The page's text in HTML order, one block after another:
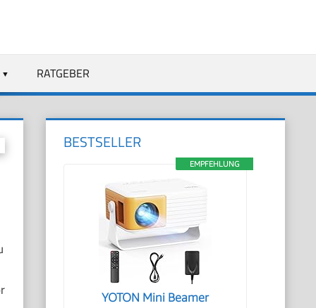
RATGEBER
BESTSELLER
EMPFEHLUNG
YOTON Mini Beamer